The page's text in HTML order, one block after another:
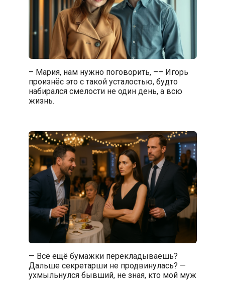
– Мария, нам нужно поговорить, –– Игорь
произнёс это с такой усталостью, будто
набирался смелости не один день, а всю
жизнь.
— Всё ещё бумажки перекладываешь?
Дальше секретарши не продвинулась? —
ухмыльнулся бывший, не зная, кто мой муж